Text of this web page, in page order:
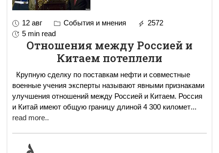
12 авг События и мнения
2572
5 min read
Отношения между Россией и
Китаем потеплели
Крупную сделку по поставкам нефти и совместные
военные учения эксперты называют явными признаками
улучшения отношений между Россией и Китаем. Россия
и Китай имеют общую границу длиной 4 300 километ...
read more..